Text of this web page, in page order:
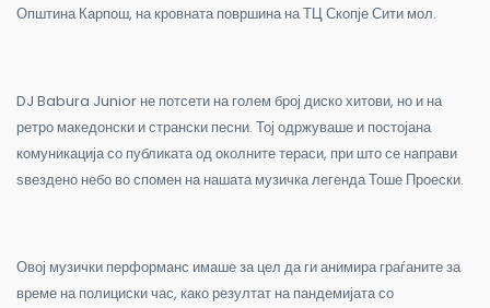
Општина Карпош, на кровната површина на ТЦ Скопје Сити мол.
DJ Babura Junior не потсети на голем број диско хитови, но и на
ретро македонски и странски песни. Тој одржуваше и постојана
комуникација со публиката од околните тераси, при што се направи
ѕвездено небо во спомен на нашата музичка легенда Тоше Проески.
Овој музички перформанс имаше за цел да ги анимира граѓаните за
време на полициски час, како резултат на пандемијата со